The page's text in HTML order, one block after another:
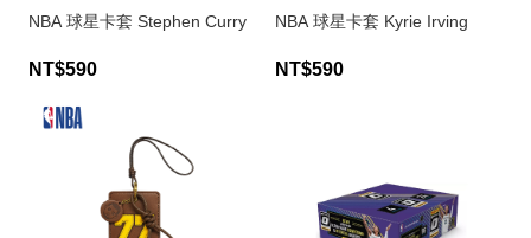
NBA 球星卡套 Stephen Curry
NT$590
NBA 球星卡套 Kyrie Irving
NT$590